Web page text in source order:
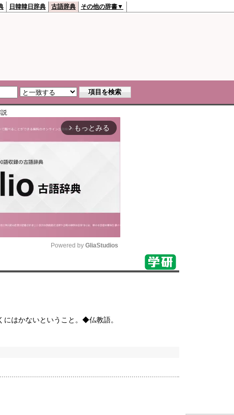
日韓韓日辞典 古語辞典 その他の辞書▼
arrow_forward_ios もっとみる
Mute
Powered by GliaStudios
はかないということ。◆仏教語。